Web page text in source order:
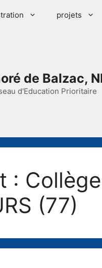
projets
de Balzac,
d'Education Prioritaire
:
(77)